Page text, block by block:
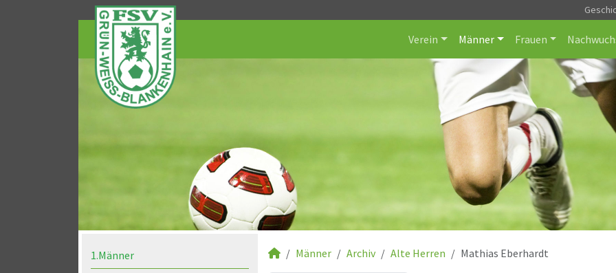
Verein Männer Frauen
1.Männer
Männer Archiv Alte Herren Mathias Eberhardt